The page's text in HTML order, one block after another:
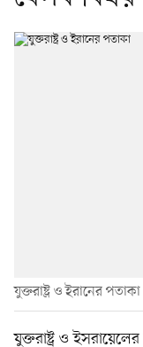
যুক্তরাষ্ট্র ও ইরানের পতাকা
যুক্তরাষ্ট্র ও